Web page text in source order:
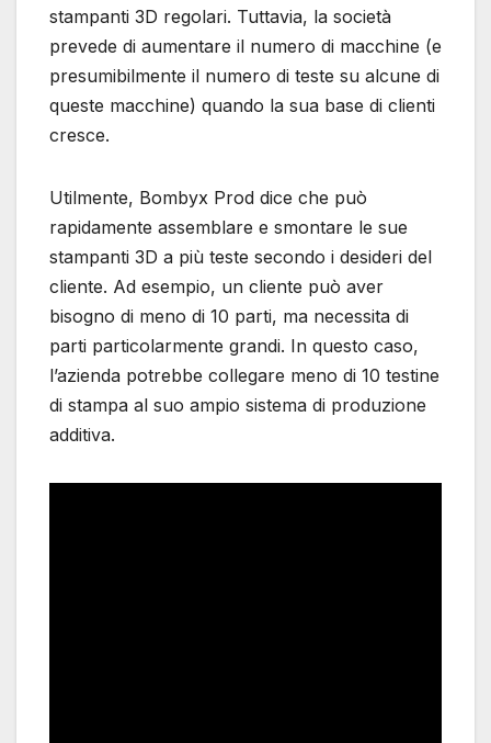
stampanti 3D regolari. Tuttavia, la società
prevede di aumentare il numero di macchine (e
presumibilmente il numero di teste su alcune di
queste macchine) quando la sua base di clienti
cresce.
Utilmente, Bombyx Prod dice che può
rapidamente assemblare e smontare le sue
stampanti 3D a più teste secondo i desideri del
cliente. Ad esempio, un cliente può aver
bisogno di meno di 10 parti, ma necessita di
parti particolarmente grandi. In questo caso,
l’azienda potrebbe collegare meno di 10 testine
di stampa al suo ampio sistema di produzione
additiva.